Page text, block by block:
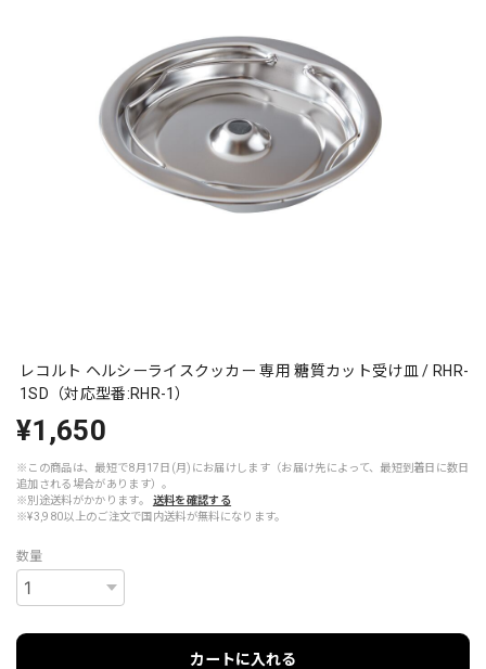
レコルト ヘルシーライスクッカー 専用 糖質カット受け皿 / RHR-
1SD（対応型番:RHR-1）
¥1,650
※この商品は、最短で8月17日(月)にお届けします（お届け先によって、最短到着日に数日
追加される場合があります）。
※別途送料がかかります。
送料を確認する
※¥3,980以上のご注文で国内送料が無料になります。
数量
カートに入れる